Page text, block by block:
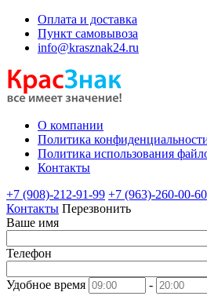
Оплата и доставка
Пункт самовывоза
info@krasznak24.ru
О компании
Политика
Политика использования
Контакты
+7 (908)-212-91-99 +7 (963)-260-00-60
Контакты Перезвонить
Ваше имя
Телефон
Удобное время
-